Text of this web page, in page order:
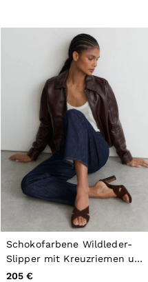
Schokofarbene Wildleder-
Slipper mit Kreuzriemen und
Blockabsatz
205 €